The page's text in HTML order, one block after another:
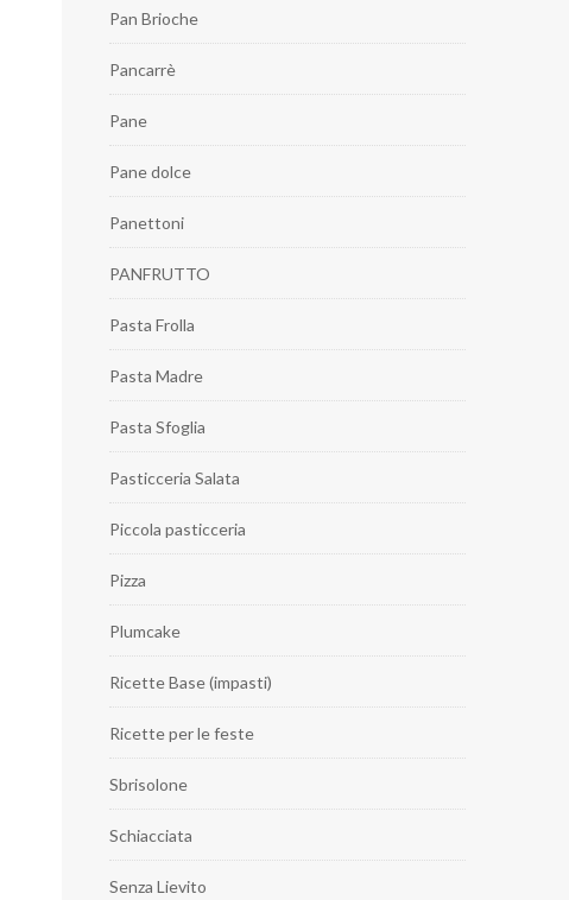
Pan Brioche
Pancarrè
Pane
Pane dolce
Panettoni
PANFRUTTO
Pasta Frolla
Pasta Madre
Pasta Sfoglia
Pasticceria Salata
Piccola pasticceria
Pizza
Plumcake
Ricette Base (impasti)
Ricette per le feste
Sbrisolone
Schiacciata
Senza Lievito